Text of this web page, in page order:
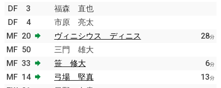
DF
3
福森 直也
DF
4
市原 亮太
MF 20 ヴィニシウス ディニス 28分
MF 50
三門 雄大
MF 33 笹 修大 6分
MF 14 弓場 堅真 13分